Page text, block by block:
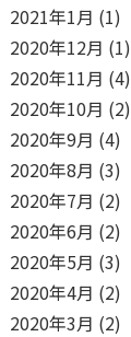
2021年1月 (1)
2020年12月 (1)
2020年11月 (4)
2020年10月 (2)
2020年9月 (4)
2020年8月 (3)
2020年7月 (2)
2020年6月 (2)
2020年5月 (3)
2020年4月 (2)
2020年3月 (2)